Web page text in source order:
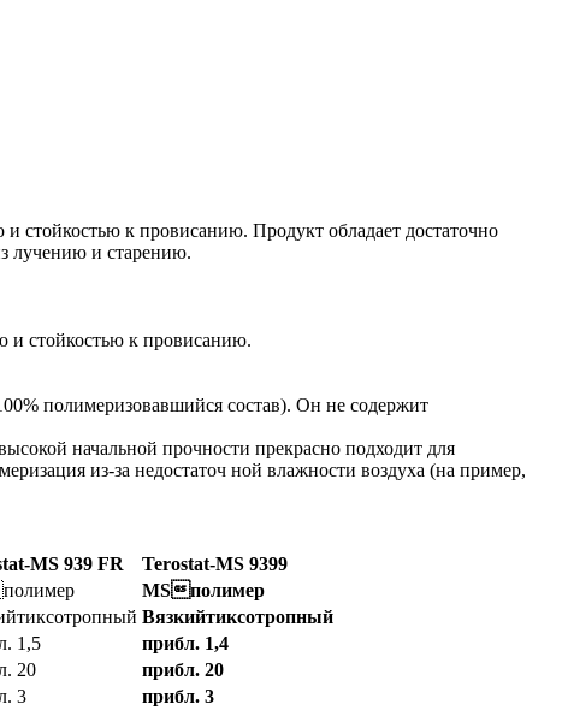
стойкостью к провисанию. Продукт обладает достаточно
лучению и старению.
и стойкостью к провисанию.
полимеризовавшийся состав). Он не содержит
начальной прочности прекрасно подходит для
из-за недостаточ ной влажности воздуха (на пример,
MS 939 FR
Terostat-MS 9399
MSполимер
Вязкийтиксотропный
1,5
прибл. 1,4
20
прибл. 20
3
прибл. 3